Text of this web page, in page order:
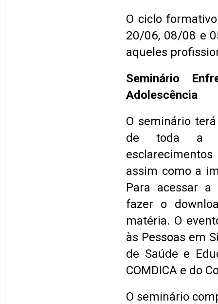
O ciclo
20/06, 08/08 e
aqueles
Seminário
Adolescência
O seminário
de toda a
assim como a
Para acessar a
fazer o
matéria. O
às Pessoas em
de Saúde e
COMDICA e do
O seminário